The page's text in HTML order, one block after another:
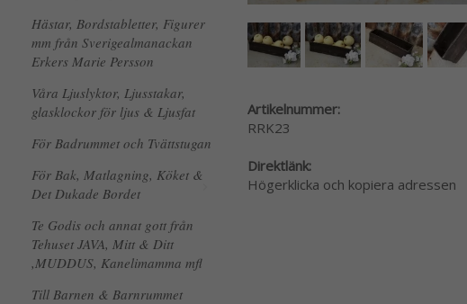
Hästar, Bordstabletter, Figurer
mm från Sverigealmanackan
Erkers Marie Persson
Våra Ljuslyktor, Ljusstakar,
glasklockor för ljus & Ljusfat
För Badrummet och Tvättstugan
För Bak, Matlagning, Köket &
Det Dukade Bordet
Te Godis och annat gott från
Tehuset JAVA, Mitt & Ditt
,MUDDUS, Kanelimamma mfl
Till Barnen & Barnrummet
Artikelnummer:
RRK23
Direktlänk:
Högerklicka och kopiera adressen